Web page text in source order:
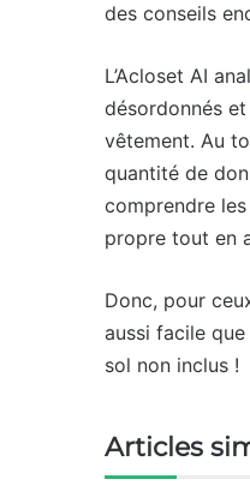
des conseils
L’Acloset AI
désordonnés
vêtement. Au
quantité de
comprendre
propre tout en
Donc, pour
aussi facile
sol non inclus !
Articles